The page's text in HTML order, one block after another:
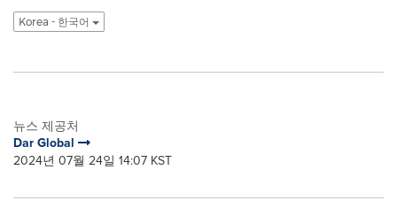
Korea - 한국어
뉴스 제공처
Dar Global
2024년 07월 24일 14:07 KST